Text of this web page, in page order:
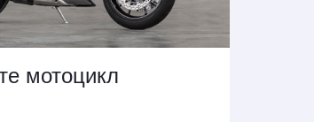
мотоцикл